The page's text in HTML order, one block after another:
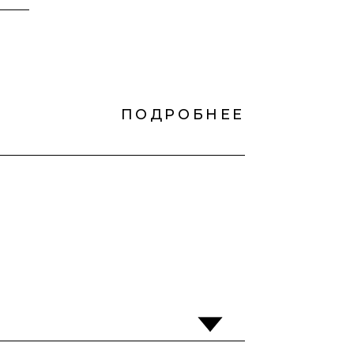
ПОДРОБНЕЕ